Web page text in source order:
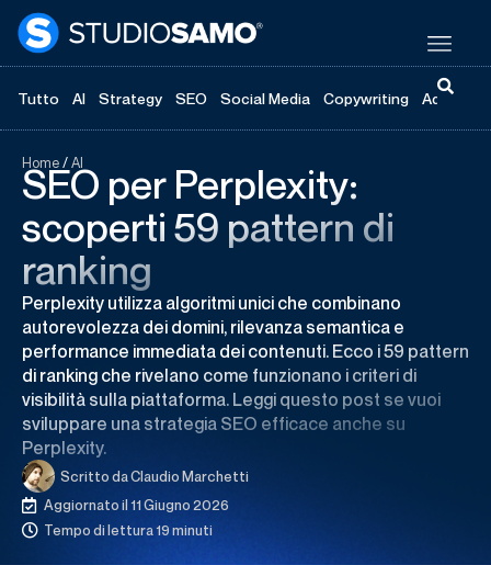
Tutto AI Strategy SEO Social Media Copywriting
Home/AI
SEO per Perplexity:
scoperti 59 pattern di
ranking
Perplexity utilizza algoritmi unici che combinano
autorevolezza dei domini, rilevanza semantica e
performance immediata dei contenuti. Ecco i 59 pattern
di ranking che rivelano come funzionano i criteri di
visibilità sulla piattaforma. Leggi questo post se vuoi
sviluppare una strategia SEO efficace anche su
Perplexity.
Scritto daClaudio Marchetti
Aggiornato il 11 Giugno 2026
Tempo di lettura 19 minuti